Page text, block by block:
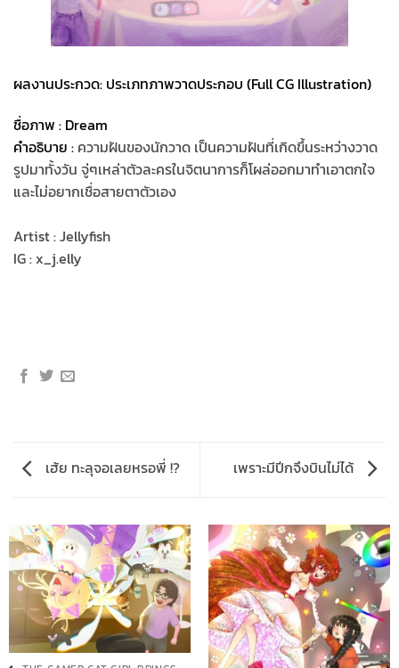
ผลงานประกวด: ประเภทภาพวาดประกอบ (Full CG Illustration)
ชื่อภาพ : Dream
คำอธิบาย : ความฝันของนักวาด เป็นความฝันที่เกิดขึ้นระหว่างวาด
รูปมาทั้งวัน จู่ๆเหล่าตัวละครในจิตนาการก็โผล่ออกมาทำเอาตกใจ
และไม่อยากเชื่อสายตาตัวเอง
Artist : Jellyfish
IG : x_j.elly
เฮ้ย ทะลุจอเลยหรอพี่ !? เพราะมีปีกจึงบินไม่ได้